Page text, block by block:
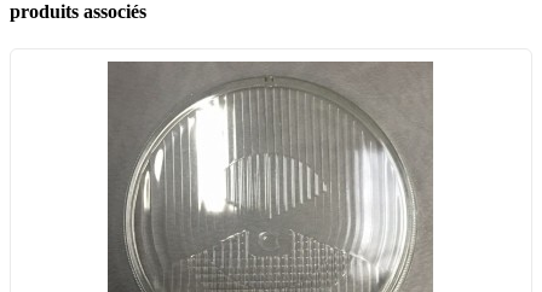
produits associés